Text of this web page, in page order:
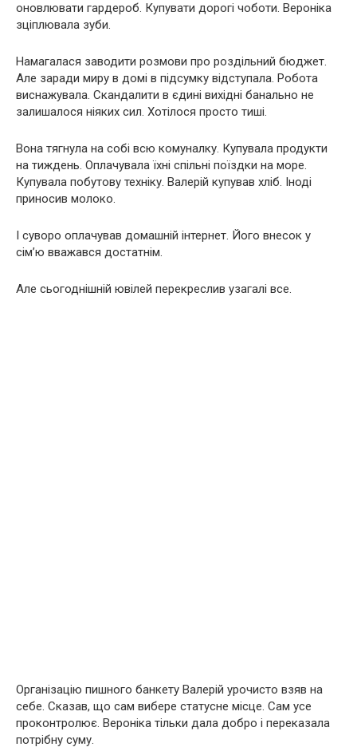
оновлювати гардероб. Купувати дорогі чоботи. Вероніка
зціплювала зуби.
Намагалася заводити розмови про роздільний бюджет.
Але заради миру в домі в підсумку відступала. Робота
виснажувала. Скандалити в єдині вихідні банально не
залишалося ніяких сил. Хотілося просто тиші.
Вона тягнула на собі всю комуналку. Купувала продукти
на тиждень. Оплачувала їхні спільні поїздки на море.
Купувала побутову техніку. Валерій купував хліб. Іноді
приносив молоко.
І суворо оплачував домашній інтернет. Його внесок у
сім’ю вважався достатнім.
Але сьогоднішній ювілей перекреслив узагалі все.
Організацію пишного банкету Валерій урочисто взяв на
себе. Сказав, що сам вибере статусне місце. Сам усе
проконтролює. Вероніка тільки дала добро і переказала
потрібну суму.